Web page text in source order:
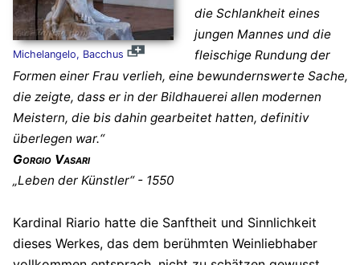
Michelangelo, Bacchus
die Schlankheit eines
jungen Mannes und die
fleischige Rundung der
Formen einer Frau verlieh, eine bewundernswerte Sache,
die zeigte, dass er in der Bildhauerei allen modernen
Meistern, die bis dahin gearbeitet hatten, definitiv
überlegen war.“
Gorgio Vasari
„Leben der Künstler“ - 1550
Kardinal Riario hatte die Sanftheit und Sinnlichkeit
dieses Werkes, das dem berühmten Weinliebhaber